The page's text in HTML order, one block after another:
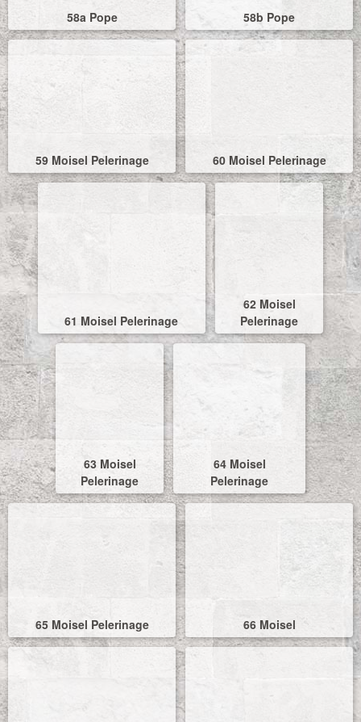
58a Pope 58b Pope
59 Moisel Pelerinage 60 Moisel Pelerinage
61 Moisel Pelerinage
62 Moisel
Pelerinage
63 Moisel
Pelerinage
64 Moisel
Pelerinage
65 Moisel Pelerinage 66 Moisel